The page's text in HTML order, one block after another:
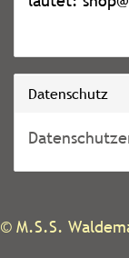
Datenschutz
© M.S.S.